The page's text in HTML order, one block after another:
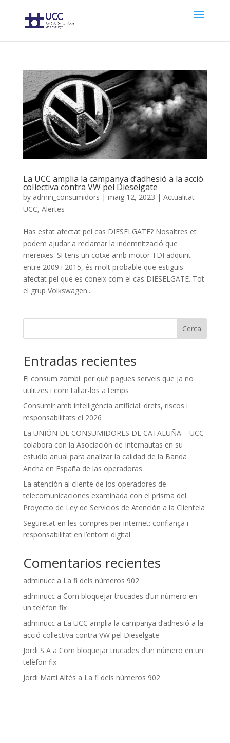
La UCC amplia la campanya d’adhesió a la acció
col·lectiva contra VW pel Dieselgate
by admin_consumidors | maig 12, 2023 | Actualitat
UCC, Alertes
Has estat afectat pel cas DIESELGATE? Nosaltres et
podem ajudar a reclamar la indemnització que
mereixes. Si tens un cotxe amb motor TDI adquirit
entre 2009 i 2015, és molt probable que estiguis
afectat pel que es coneix com el cas DIESELGATE. Tot
el grup Volkswagen...
Cerca
Entradas recientes
El consum zombi: per què pagues serveis que ja no
utilitzes i com tallar-los a temps
Consumir amb intel·ligència artificial: drets, riscos i
responsabilitats el 2026
La UNIÓN DE CONSUMIDORES DE CATALUÑA – UCC
colabora con la Asociación de Internautas en su
estudio anual para analizar la calidad de la Banda
Ancha en España de las operadoras
La atención al cliente de los operadores de
telecomunicaciones examinada con el prisma del
Proyecto de Ley de Servicios de Atención a la Clientela
Seguretat en les compres per internet: confiança i
responsabilitat en l’entorn digital
Comentarios recientes
adminucca La fi dels números 902
adminucca Com bloquejar trucades d’un número en
un telèfon fix
adminucca La UCC amplia la campanya d’adhesió a la
acció col·lectiva contra VW pel Dieselgate
Jordi S Aa Com bloquejar trucades d’un número en un
telèfon fix
Jordi Martí Altés a La fi dels números 902